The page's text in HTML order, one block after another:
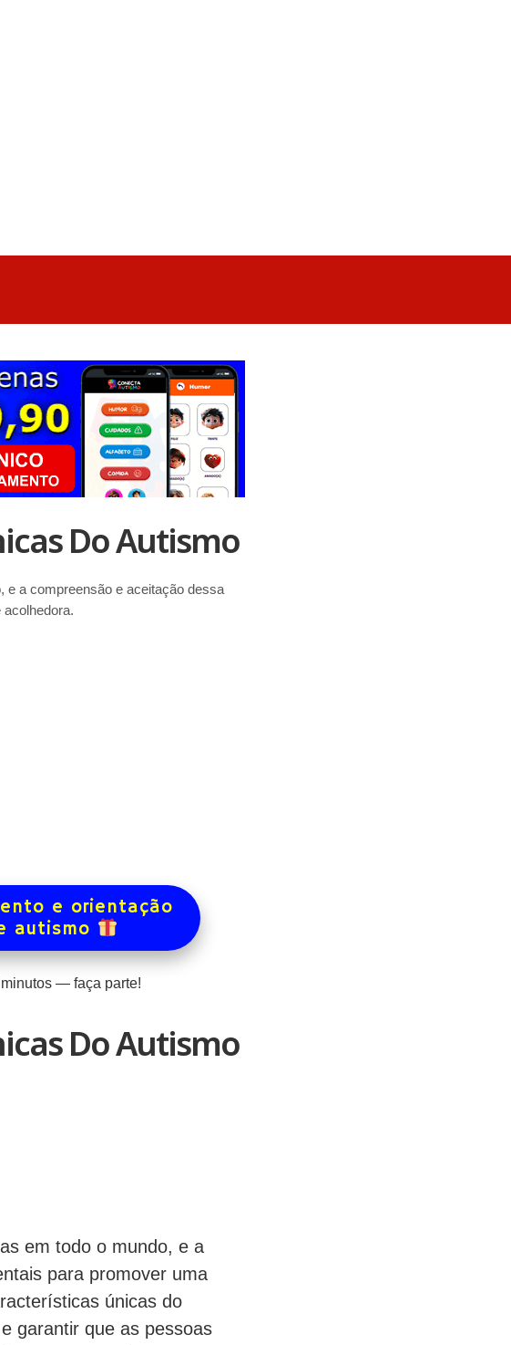
Do Autismo
e a compreensão e aceitação dessa
e orientação
autismo
minutos — faça parte!
Do Autismo
em todo o mundo, e a
para promover uma
únicas do
garantir que as pessoas